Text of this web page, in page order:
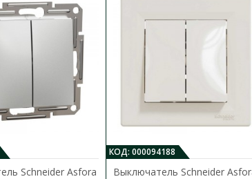
до 5 рабочих дней
выключатель Schneider Electric Asfora EPH0100161
- это механизм с суппо..
Schneider Asfora
КОД: 000094188
Выключатель Schneider